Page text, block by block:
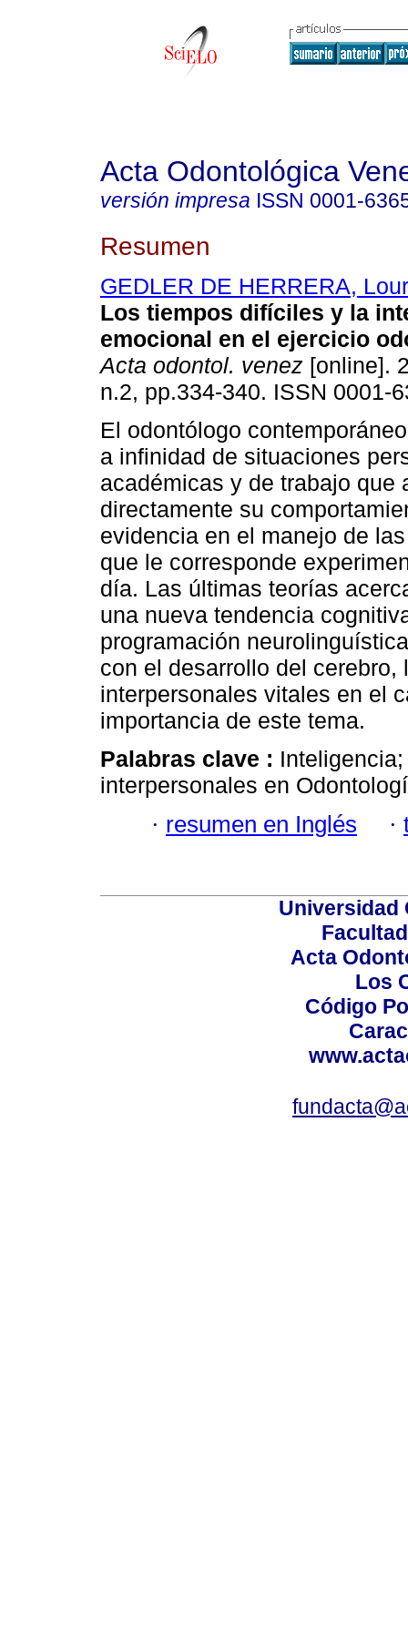
Acta Odontológica
versión impresa ISSN 0001-
Resumen
GEDLER DE HERRERA,
Los tiempos difíciles y la
emocional en el ejercicio
Acta odontol. venez [online].
n.2, pp.334-340. ISSN 0001-
El odontólogo
a infinidad de situaciones
académicas y de trabajo que
directamente su
evidencia en el manejo de
que le corresponde
día. Las últimas teorías
una nueva tendencia
programación
con el desarrollo del
interpersonales vitales en el
importancia de este tema.
Palabras clave :
interpersonales en
· resumen en Inglés ·
Universidad
Acta
Los
Código